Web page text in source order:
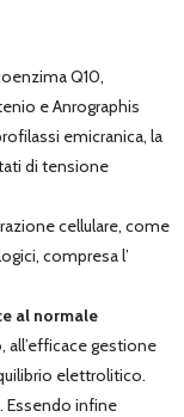
Q10,
e Anrographis
emicranica, la
di tensione
cellulare, come
compresa l’
al normale
all’efficace gestione
elettrolitico.
Essendo infine